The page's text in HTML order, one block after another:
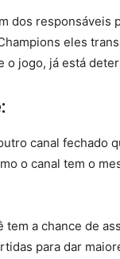
dos
eles
o jogo, já está
canal fechado
o canal tem o
tem a chance de
para dar